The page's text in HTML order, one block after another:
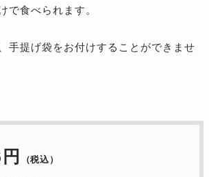
で食べられます。
手提げ袋をお付けすることができませ
（税込）